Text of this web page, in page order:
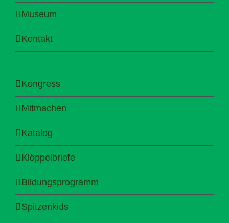
Museum
Kontakt
Kongress
Mitmachen
Katalog
Klöppelbriefe
Bildungsprogramm
Spitzenkids